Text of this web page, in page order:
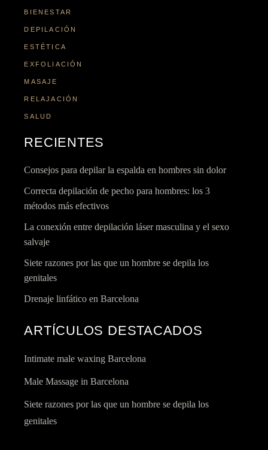
BIENESTAR
DEPILACIÓN
ESTÉTICA
EXFOLIACIÓN
MASAJE
RELAJACIÓN
SALUD
RECIENTES
Consejos para depilar la espalda en hombres sin dolor
Correcta depilación de pecho para hombres: los 3
métodos más efectivos
La conexión entre depilación láser masculina y el sexo
salvaje
Siete razones por las que un hombre se depila los
genitales
Drenaje linfático en Barcelona
ARTÍCULOS DESTACADOS
Intimate male waxing Barcelona
Male Massage in Barcelona
Siete razones por las que un hombre se depila los
genitales